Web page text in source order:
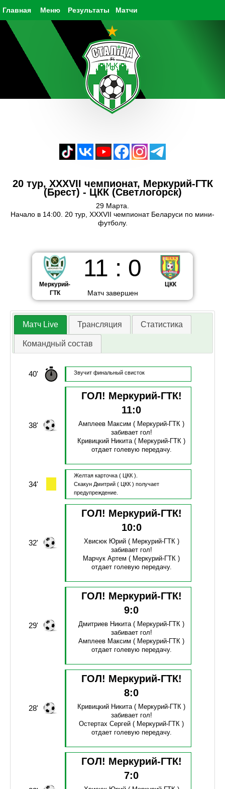
Главная Результаты Матчи
Меню
20 тур, XXXVII чемпионат, Меркурий-ГТК
(Брест) - ЦКК (Светлогорск)
29 Марта.
Начало в 14:00. 20 тур, XXXVII чемпионат Беларуси по мини-
футболу.
Меркурий-
ГТК
11 : 0
Матч завершен
ЦКК
Матч Live Трансляция Статистика
Командный состав
40' Звучит финальный свисток
38'
ГОЛ! Меркурий-ГТК!
11:0
Амплеев Максим ( Меркурий-ГТК )
забивает гол!
Кривицкий Никита( Меркурий-ГТК )
отдает голевую передачу.
34'
Желтая карточка ( ЦКК ).
Скакун Дмитрий( ЦКК ) получает
предупреждение.
32'
ГОЛ! Меркурий-ГТК!
10:0
Хвисюк Юрий( Меркурий-ГТК )
забивает гол!
Марчук Артем ( Меркурий-ГТК )
отдает голевую передачу.
29'
ГОЛ! Меркурий-ГТК!
9:0
Дмитриев Никита( Меркурий-ГТК )
забивает гол!
Амплеев Максим ( Меркурий-ГТК )
отдает голевую передачу.
28'
ГОЛ! Меркурий-ГТК!
8:0
Кривицкий Никита( Меркурий-ГТК )
забивает гол!
Остертах Сергей ( Меркурий-ГТК )
отдает голевую передачу.
ГОЛ! Меркурий-ГТК!
7:0